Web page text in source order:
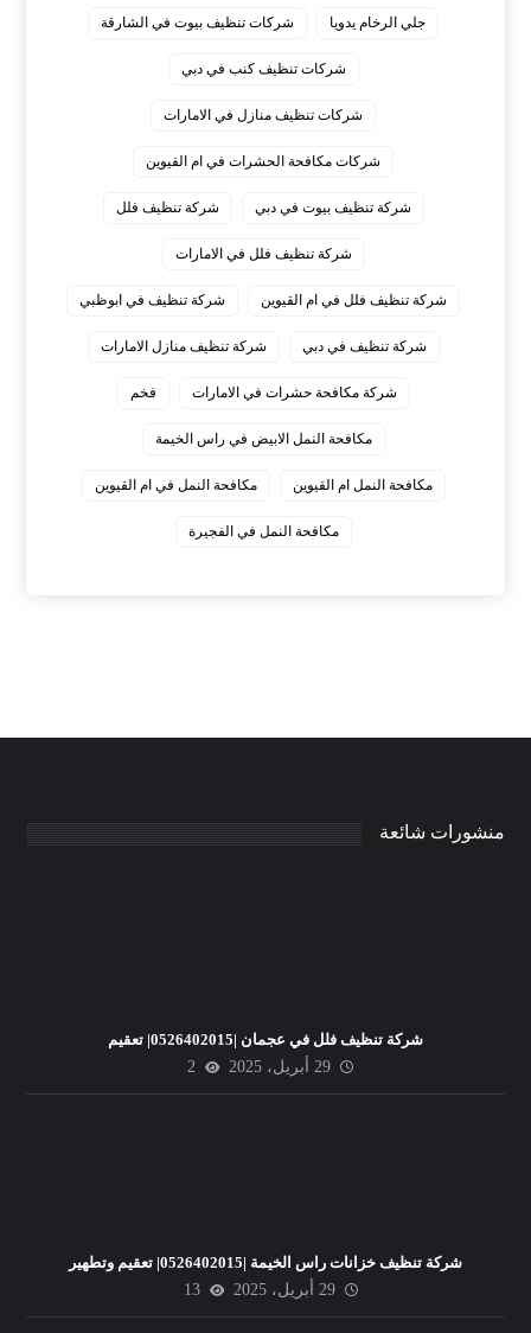
جلي الرخام يدويا شركات تنظيف بيوت في الشارقة
شركات تنظيف كنب في دبي
شركات تنظيف منازل في الامارات
شركات مكافحة الحشرات في ام القيوين
شركة تنظيف بيوت في دبي شركة تنظيف فلل
شركة تنظيف فلل في الامارات
شركة تنظيف فلل في ام القيوين شركة تنظيف في ابوظبي
شركة تنظيف في دبي شركة تنظيف منازل الامارات
شركة مكافحة حشرات في الامارات فخم
مكافحة النمل الابيض في راس الخيمة
مكافحة النمل ام القيوين مكافحة النمل في ام القيوين
‏مكافحة النمل في الفجيرة
منشورات شائعة
شركة تنظيف فلل في عجمان |0526402015| تعقيم
29 أبريل، 2025
2
شركة تنظيف خزانات راس الخيمة |0526402015| تعقيم وتطهير
29 أبريل، 2025
13